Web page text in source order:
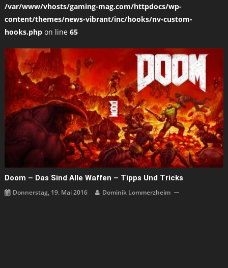
/var/www/vhosts/gaming-mag.com/httpdocs/wp-
content/themes/news-vibrant/inc/hooks/nv-custom-
hooks.phpon line 65
Doom – Das Sind Alle Waffen – Tipps Und Tricks
Donnerstag, 19. Mai 2016 Dominik Lommerzheim